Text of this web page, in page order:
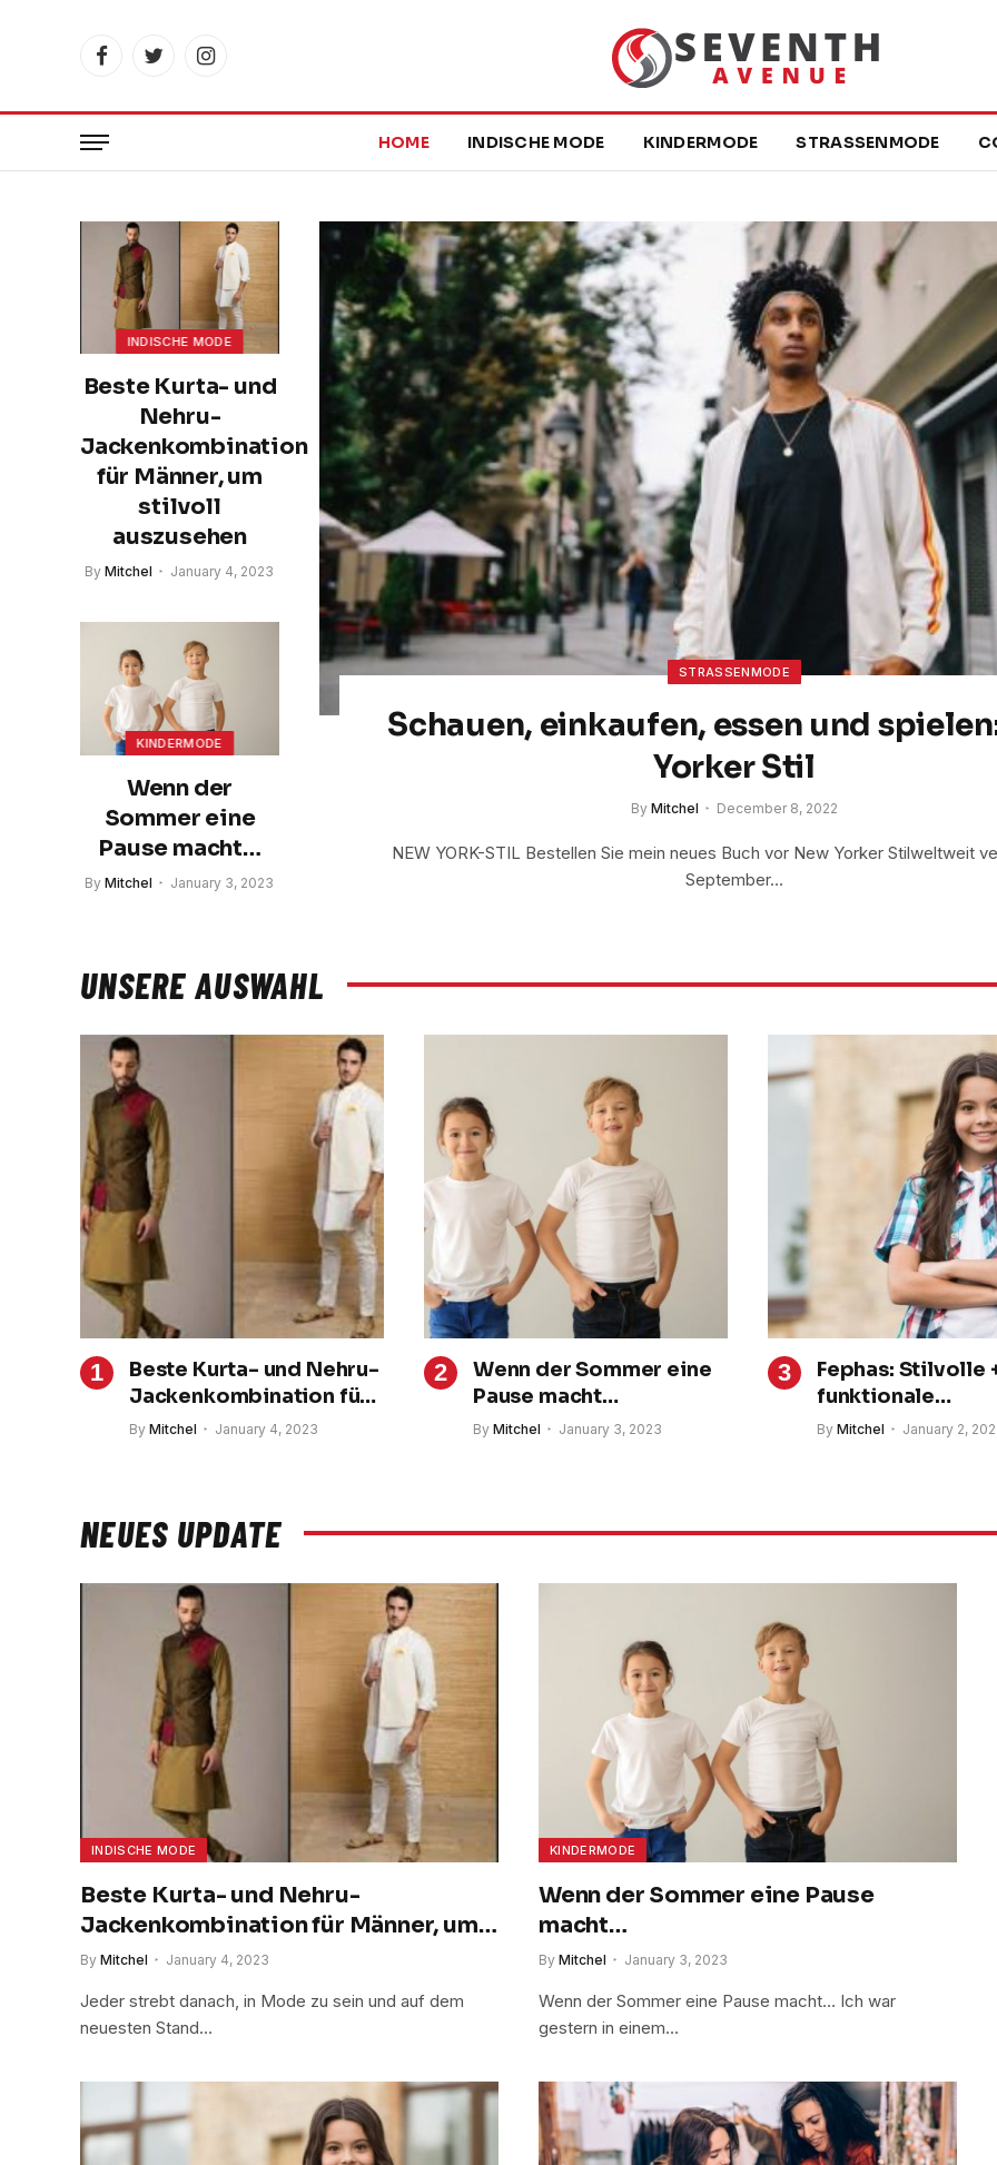
FacebookTwitterInstagram
HOME INDISCHE MODE KINDERMODE STRASSENMODE
INDISCHE MODE
Beste Kurta- und
Nehru-
Jackenkombination
für Männer, um
stilvoll
auszusehen
By Mitchel January 4, 2023
KINDERMODE
Wenn der
Sommer eine
Pause macht…
By Mitchel January 3, 2023
STRASSENMODE
Schauen, einkaufen, essen und
Yorker Stil
By Mitchel December 8, 2022
NEW YORK-STIL Bestellen Sie mein neues Buch vor New Yorker Stilweltweit
September…
UNSERE AUSWAHL
Beste Kurta- und Nehru-
Jackenkombination für
Männer, um stilvoll
By Mitchel January 4, 2023
Wenn der Sommer eine
Pause macht…
By Mitchel January 3, 2023
Fephas: Stilvolle
funktionale
Babyprodukte,
By Mitchel January 2,
NEUES UPDATE
INDISCHE MODE
Beste Kurta- und Nehru-
Jackenkombination für Männer, um
stilvoll auszusehen
By Mitchel January 4, 2023
Jeder strebt danach, in Mode zu sein und auf dem
neuesten Stand…
KINDERMODE
Wenn der Sommer eine Pause
macht…
By Mitchel January 3, 2023
Wenn der Sommer eine Pause macht… Ich war
gestern in einem…